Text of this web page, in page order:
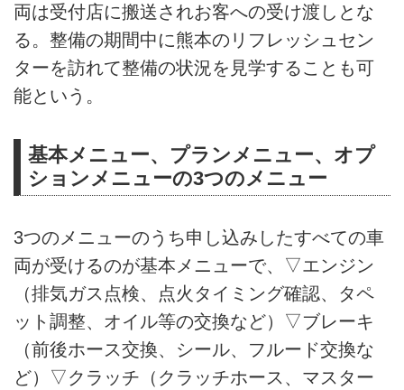
両は受付店に搬送されお客への受け渡しとな
る。整備の期間中に熊本のリフレッシュセン
ターを訪れて整備の状況を見学することも可
能という。
基本メニュー、プランメニュー、オプ
ションメニューの3つのメニュー
3つのメニューのうち申し込みしたすべての車
両が受けるのが基本メニューで、▽エンジン
（排気ガス点検、点火タイミング確認、タペ
ット調整、オイル等の交換など）▽ブレーキ
（前後ホース交換、シール、フルード交換な
ど）▽クラッチ（クラッチホース、マスター